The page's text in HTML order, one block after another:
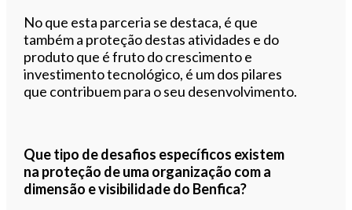
No que esta parceria se destaca, é que
também a proteção destas atividades e do
produto que é fruto do crescimento e
investimento tecnológico, é um dos pilares
que contribuem para o seu desenvolvimento.
Que tipo de desafios específicos existem
na proteção de uma organização com a
dimensão e visibilidade do Benfica?